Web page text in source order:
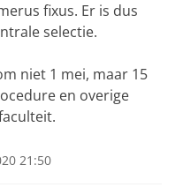
fixus. Er is dus
selectie.
niet 1 mei, maar 15
en overige
21:50